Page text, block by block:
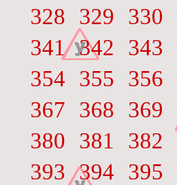
328
329 330
341 342 343
354
355 356
367
368 369
380
381 382
393 394 395